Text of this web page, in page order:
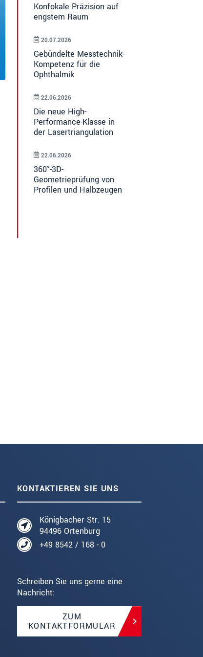
Konfokale Präzision auf
engstem Raum
Gebündelte Messtechnik-
Kompetenz für die
Ophthalmik
20.07.2026
Die neue High-
Performance-Klasse in
der Lasertriangulation
22.06.2026
360°-3D-
Geometrieprüfung von
Profilen und Halbzeugen
22.06.2026
KONTAKTIEREN SIE UNS
Königbacher Str. 15
94496 Ortenburg
+49 8542 / 168 - 0
Schreiben Sie uns gerne eine
Nachricht:
ZUM
KONTAKTFORMULAR